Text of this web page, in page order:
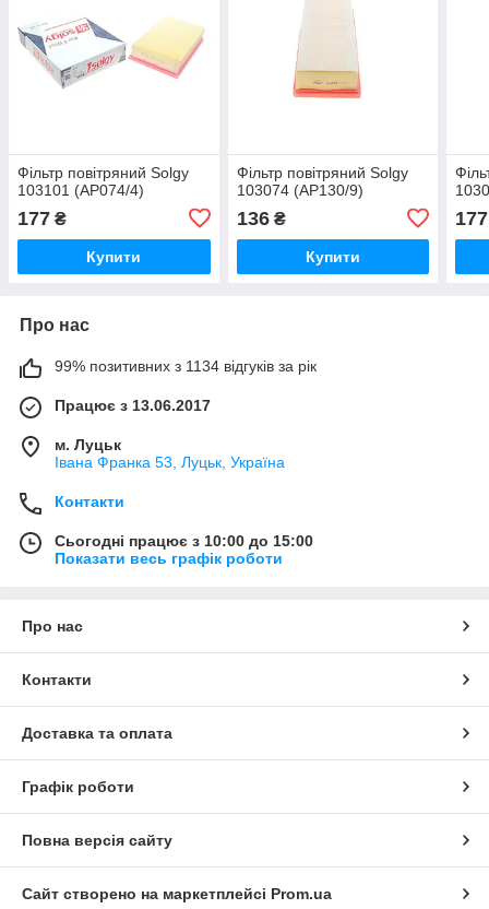
Фільтр повітряний Solgy
103101 (AP074/4)
177 ₴
Купити
Фільтр повітряний Solgy
103074 (AP130/9)
136₴
Купити
177
Про нас
99% позитивних з 1134 відгуків за рік
Працює з 13.06.2017
м. Луцьк
Івана Франка 53, Луцьк, Україна
Контакти
Сьогодні працює з 10:00 до 15:00
Показати весь графік роботи
Про нас
Контакти
Доставка та оплата
Графік роботи
Повна версія сайту
Сайт створено на маркетплейсі Prom.ua